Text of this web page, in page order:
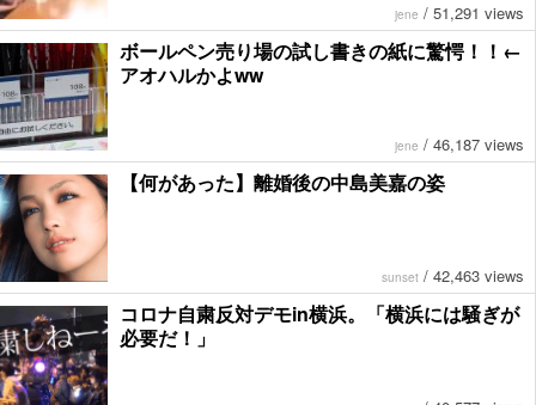
jene / 51,291 views
ボールペン売り場の試し書きの紙に驚愕！！←
アオハルかよww
jene / 46,187 views
【何があった】離婚後の中島美嘉の姿
sunset / 42,463 views
コロナ自粛反対デモin横浜。「横浜には騒ぎが
必要だ！」